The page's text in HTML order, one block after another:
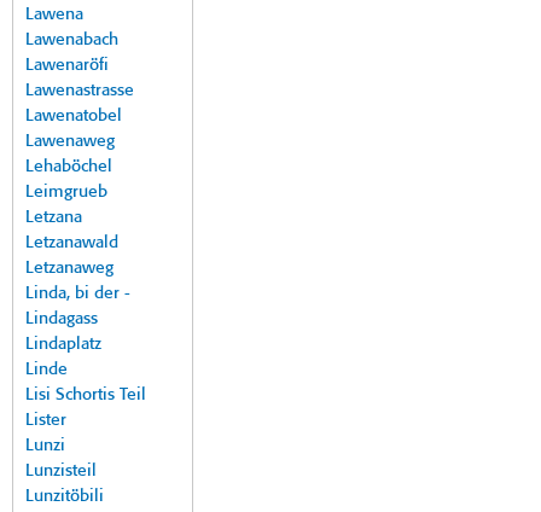
Lawena
Lawenabach
Lawenaröfi
Lawenastrasse
Lawenatobel
Lawenaweg
Lehaböchel
Leimgrueb
Letzana
Letzanawald
Letzanaweg
Linda, bi der -
Lindagass
Lindaplatz
Linde
Lisi Schortis Teil
Lister
Lunzi
Lunzisteil
Lunzitöbili